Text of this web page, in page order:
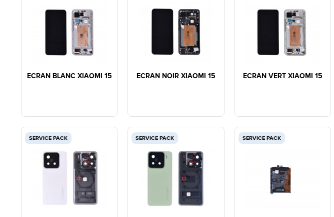
ECRAN BLANC XIAOMI 15 ECRAN NOIR XIAOMI 15 ECRAN VERT XIAOMI 15
SERVICE PACK SERVICE PACK SERVICE PACK